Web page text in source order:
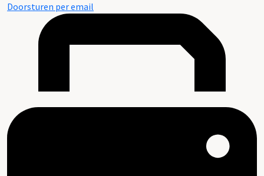
Doorsturen per email